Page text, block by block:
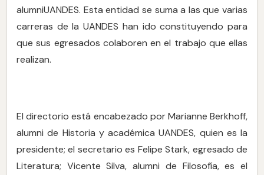
alumniUANDES. Esta entidad se suma a las que varias
carreras de la UANDES han ido constituyendo para
que sus egresados colaboren en el trabajo que ellas
realizan.
El directorio está encabezado por Marianne Berkhoff,
alumni de Historia y académica UANDES, quien es la
presidente; el secretario es Felipe Stark, egresado de
Literatura; Vicente Silva, alumni de Filosofía, es el